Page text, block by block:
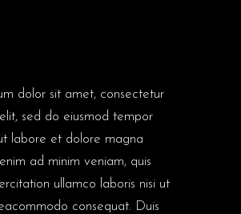
dolor sit amet, consectetur
sed do eiusmod tempor
labore et dolore magna
ad minim veniam, quis
ullamco laboris nisi ut
consequat. Duis